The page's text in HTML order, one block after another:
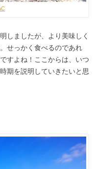
しましたが、より美味しく
せっかく食べるのであれ
すよね！ここからは、いつ
期を説明していきたいと思